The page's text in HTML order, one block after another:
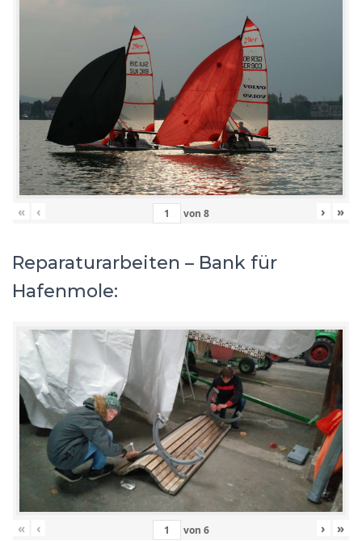
« ‹ von 8 › »
Reparaturarbeiten – Bank für
Hafenmole:
« ‹ von 6 › »